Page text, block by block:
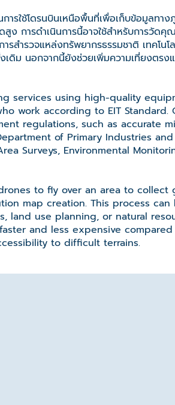
ารใช้โดรนบินเหนือพื้นที่เพื่อเก็บข้อมูลทา
สูง การดำเนินการนี้อาจใช้สำหรับการวั
รสำรวจแหล่งทรัพยากรธรรมชาติ เทคโน
เดิม นอกจากนี้ยังช่วยเพิ่มความเที่ยงตรง
services using high-quality
work according to EIT
regulations, such as accurate
of Primary Industries and
Surveys, Environmental
to fly over an area to collect
map creation. This process
land use planning, or natural
and less expensive
to difficult terrains.